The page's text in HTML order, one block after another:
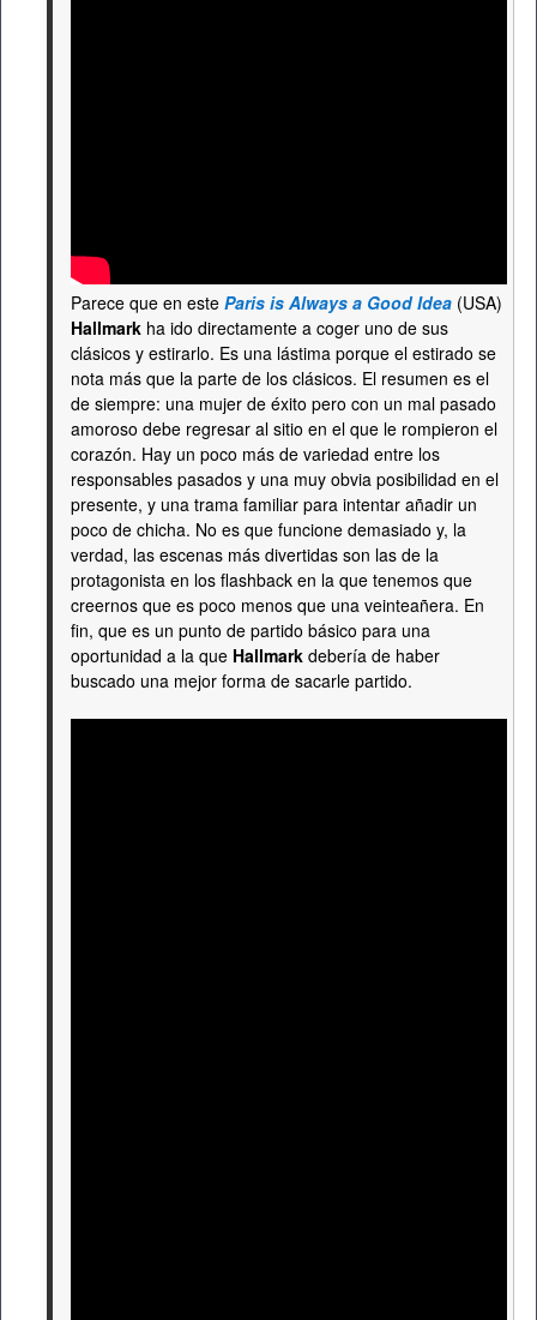
Parece que en este Paris is Always a Good Idea (USA)
Hallmark ha ido directamente a coger uno de sus
clásicos y estirarlo. Es una lástima porque el estirado se
nota más que la parte de los clásicos. El resumen es el
de siempre: una mujer de éxito pero con un mal pasado
amoroso debe regresar al sitio en el que le rompieron el
corazón. Hay un poco más de variedad entre los
responsables pasados y una muy obvia posibilidad en el
presente, y una trama familiar para intentar añadir un
poco de chicha. No es que funcione demasiado y, la
verdad, las escenas más divertidas son las de la
protagonista en los flashback en la que tenemos que
creernos que es poco menos que una veinteañera. En
fin, que es un punto de partido básico para una
oportunidad a la que Hallmark debería de haber
buscado una mejor forma de sacarle partido.